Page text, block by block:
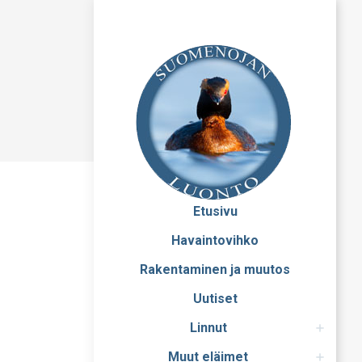
Etusivu
Havaintovihko
Rakentaminen ja muutos
Uutiset
Linnut
Muut eläimet